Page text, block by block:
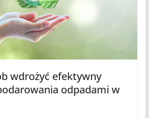
wdrożyć efektywny
odpadami w